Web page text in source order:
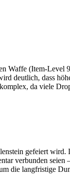
Waffe (Item-
deutlich, dass
da viele
gefeiert
verbunden
die langfristige